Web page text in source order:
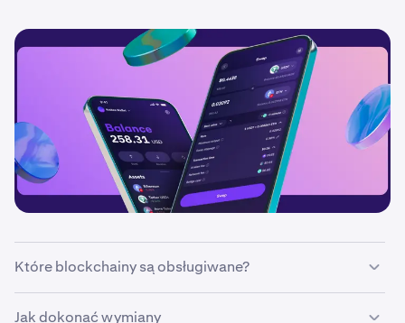
Które blockchainy są obsługiwane?
Swapy są obecnie dostępne tylko w wybranych
Jak dokonać wymiany